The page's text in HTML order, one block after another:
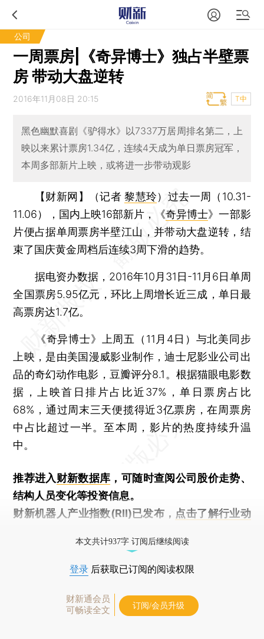
公司
一周票房|《奇异博士》独占半壁票
房 带动大盘逆转
2016年11月08日 20:15 T中
黑色幽默喜剧《驴得水》以7337万居周排名第二，上
映以来累计票房1.34亿，连续4天成为单日票房冠军，
本周多部新片上映，或将进一步带动观影
【财新网】（记者黎慧玲） 过去一周（10.31-
11.06），国内上映16部新片，《奇异博士》一部影
片便占据单周票房半壁江山，并带动大盘逆转，结
束了国庆黄金周档后连续3周下滑的趋势。
据电资办数据，2016年10月31日-11月6日单周
全国票房5.95亿元，环比上周增长近三成，单日最
高票房达1.7亿。
《奇异博士》上周五（11月4日）与北美同步
上映，是由美国漫威影业制作，迪士尼影业公司出
品的奇幻动作电影，豆瓣评分8.1。根据猫眼电影数
据，上映首日排片占比近37%，单日票房占比
68%，通过周末三天便揽得近3亿票房，在周票房
中占比超过一半。至本周，影片的热度持续升温
中。
推荐进入财新数据库 ，可随时查阅公司股价走势、
结构人员变化等投资信息。
财新机器人产业指数(RII)已发布， 点击了解行业动
本文共计937字 订阅后继续阅读
登录 后获取已订阅的阅读权限
财新通会员
可畅读全文
订阅/会员升级